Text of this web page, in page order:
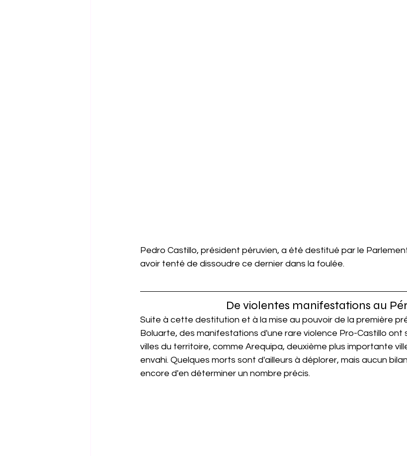
Pedro Castillo, président péruvien, a été destitué par le
avoir tenté de dissoudre ce dernier dans la foulée.
De violentes manifestations au
Suite à cette destitution et à la mise au pouvoir de la première
Boluarte, des manifestations d'une rare violence Pro-Castillo ont
villes du territoire, comme Arequipa, deuxième plus importante
envahi. Quelques morts sont d'ailleurs à déplorer, mais aucun
encore d'en déterminer un nombre précis.